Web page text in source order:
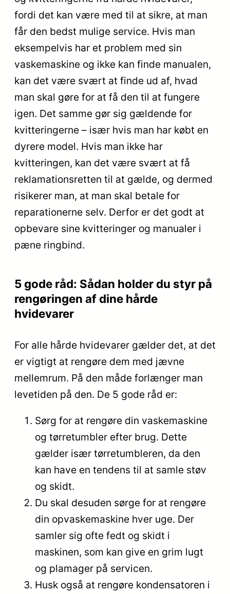
fordi det kan være med til at sikre, at man
får den bedst mulige service. Hvis man
eksempelvis har et problem med sin
vaskemaskine og ikke kan finde manualen,
kan det være svært at finde ud af, hvad
man skal gøre for at få den til at fungere
igen. Det samme gør sig gældende for
kvitteringerne – især hvis man har købt en
dyrere model. Hvis man ikke har
kvitteringen, kan det være svært at få
reklamationsretten til at gælde, og dermed
risikerer man, at man skal betale for
reparationerne selv. Derfor er det godt at
opbevare sine kvitteringer og manualer i
pæne ringbind.
5 gode råd: Sådan holder du styr på
rengøringen af dine hårde
hvidevarer
For alle hårde hvidevarer gælder det, at det
er vigtigt at rengøre dem med jævne
mellemrum. På den måde forlænger man
levetiden på den. De 5 gode råd er:
Sørg for at rengøre din vaskemaskine
og tørretumbler efter brug. Dette
gælder især tørretumbleren, da den
kan have en tendens til at samle støv
og skidt.
Du skal desuden sørge for at rengøre
din opvaskemaskine hver uge. Der
samler sig ofte fedt og skidt i
maskinen, som kan give en grim lugt
og plamager på servicen.
Husk også at rengøre kondensatoren i